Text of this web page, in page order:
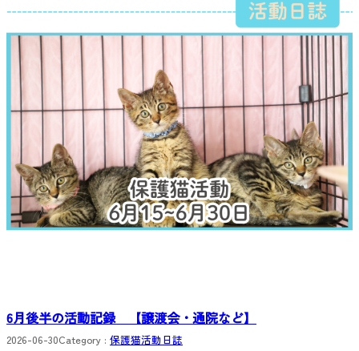
6月後半の活動記録 【譲渡会・通院など】
2026-06-30Category : 保護猫活動日誌